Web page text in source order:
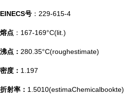
EINECS号 ：229-615-4
熔点 ：167-169°C(lit.)
沸点： 280.35°C(roughestimate)
密度： 1.197
折射率： 1.5010(estimaChemicalbookte)